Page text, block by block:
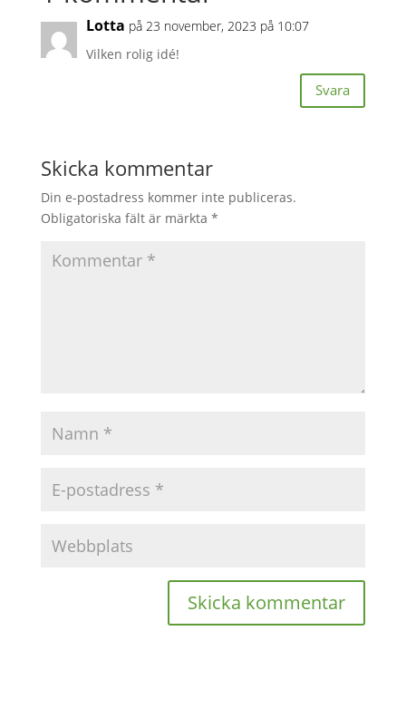
Lotta på 23 november, 2023 på 10:07
Vilken rolig idé!
Svara
Skicka kommentar
Din e-postadress kommer inte publiceras.
Obligatoriska fält är märkta *